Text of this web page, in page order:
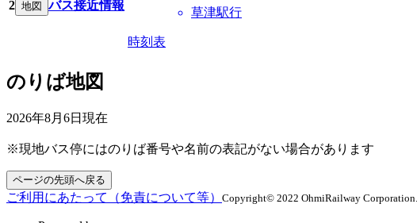
2 地図 バス接近情報
草津駅行
時刻表
のりば地図
2026年8月6日 現在
※現地バス停にはのりば番号や名前の表記がない場合があります
ページの先頭へ戻る
ご利用にあたって（免責について等） Copyright© 2022 OhmiRailway